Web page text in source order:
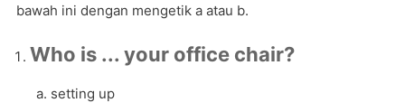
bawah ini dengan mengetik a atau b.
Who is ... your office chair?
setting up